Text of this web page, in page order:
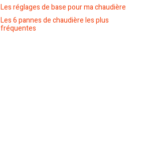
Les réglages de base pour ma chaudière
Les 6 pannes de chaudière les plus
fréquentes